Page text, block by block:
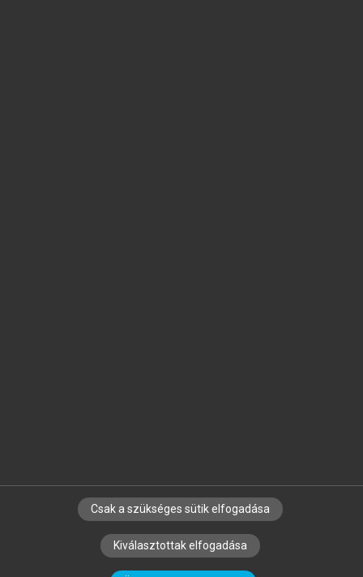
SZERZŐKNEK CÉGEKNEK KÖNYVTÁROSOKNAK
SZERKESZTÉSI ÉS LEKTORÁLÁSI ALAPELVEK
Csak a szükséges sütik elfogadása
Kiválasztottak elfogadása